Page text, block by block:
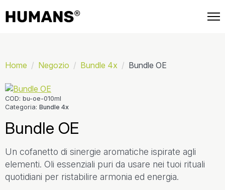
📦 Spedizione gratuita su ogni ordine.
Home Negozio Bundle 4x Bundle OE
COD: bu-oe-010ml
Categoria: Bundle 4x
Bundle OE
Un cofanetto di sinergie aromatiche ispirate agli
elementi. Oli essenziali puri da usare nei tuoi rituali
quotidiani per ristabilire armonia ed energia.